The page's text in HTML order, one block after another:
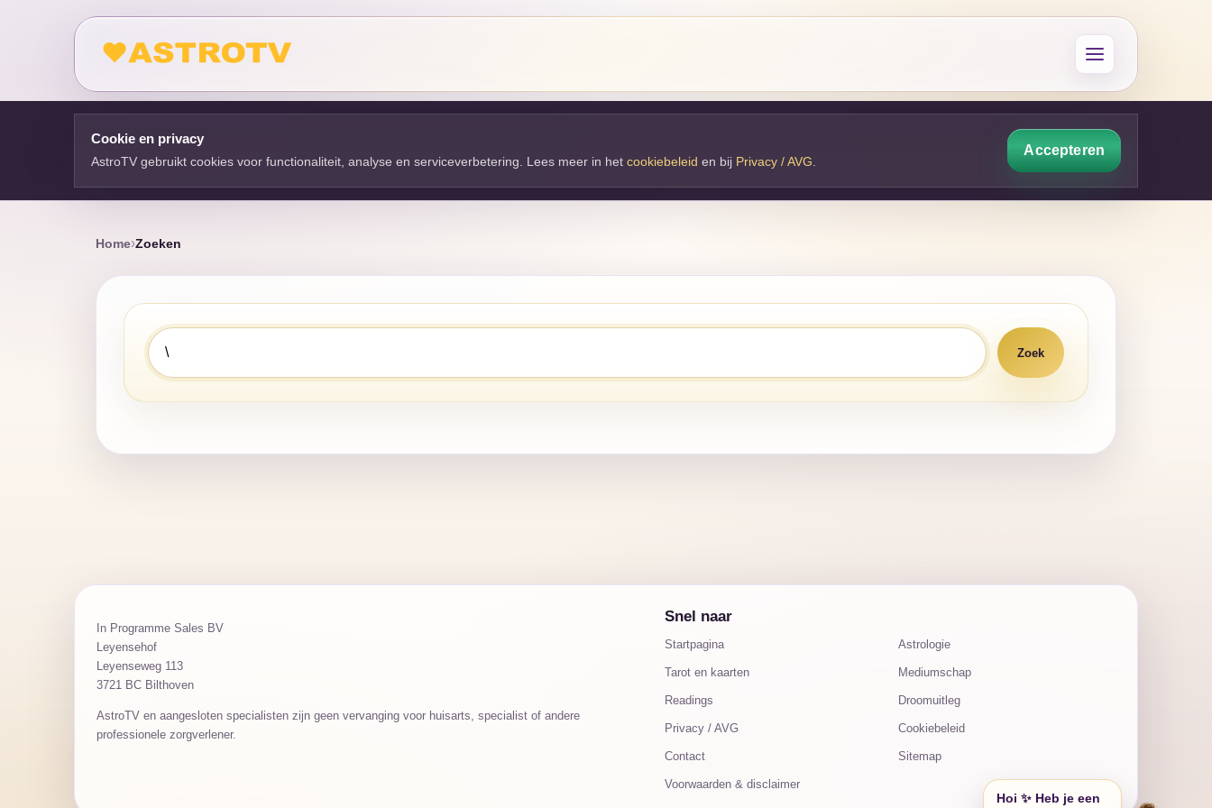
Cookie en privacy
AstroTV gebruikt cookies voor functionaliteit, analyse en serviceverbetering. Lees meer in het cookiebeleid en bij Privacy / AVG
Accepteren
Home Zoeken
In Programme Sales BV
Leyensehof
Leyenseweg 113
3721 BC Bilthoven
AstroTV en aangesloten specialisten zijn geen vervanging voor huisarts, specialist of andere
professionele zorgverlener.
Snel naar
Startpagina Astrologie
Tarot en kaarten Mediumschap
Readings Droomuitleg
Privacy / AVG Cookiebeleid
Contact Sitemap
Voorwaarden & disclaimer
Hoi ✨ Heb je een